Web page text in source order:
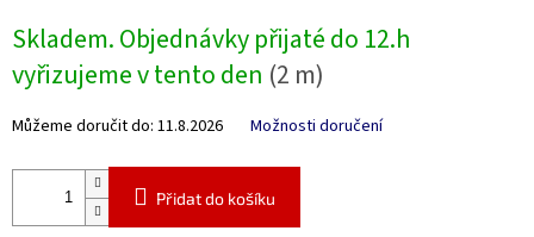
cena:
Skladem. Objednávky přijaté do 12.h
vyřizujeme v tento den (2 m)
Můžeme doručit do: 11.8.2026 Možnosti doručení
Přidat do košíku